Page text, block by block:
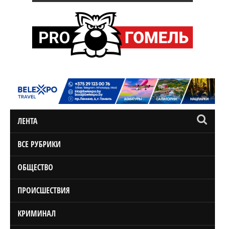
ЛЕНТА
ВСЕ РУБРИКИ
ОБЩЕСТВО
ПРОИСШЕСТВИЯ
КРИМИНАЛ